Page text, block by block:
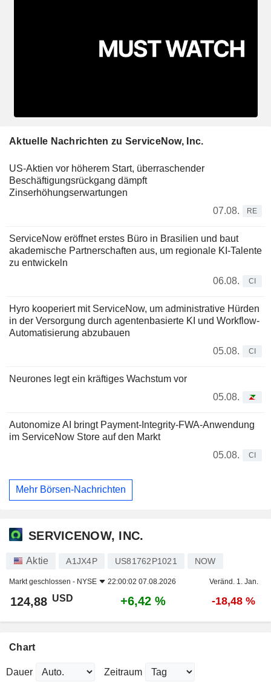
Aktuelle Nachrichten zu ServiceNow, Inc.
US-Aktien vor höherem Start, überraschender
Beschäftigungsrückgang dämpft
Zinserhöhungserwartungen
07.08.
RE
ServiceNow eröffnet erstes Büro in Brasilien und baut
akademische Partnerschaften aus, um regionale KI-Talente
zu entwickeln
06.08.
CI
Hyro kooperiert mit ServiceNow, um administrative Hürden
in der Versorgung durch agentenbasierte KI und Workflow-
Automatisierung abzubauen
05.08.
CI
Neurones legt ein kräftiges Wachstum vor
05.08.
Autonomize AI bringt Payment-Integrity-FWA-Anwendung
im ServiceNow Store auf den Markt
05.08.
CI
Mehr Börsen-Nachrichten
SERVICENOW, INC.
Aktie A1JX4P US81762P1021 NOW
Markt geschlossen - NYSE 22:00:02 07.08.2026 Veränd. 1. Jan.
124,88 USD +6,42 % -18,48 %
Chart
Dauer Zeitraum